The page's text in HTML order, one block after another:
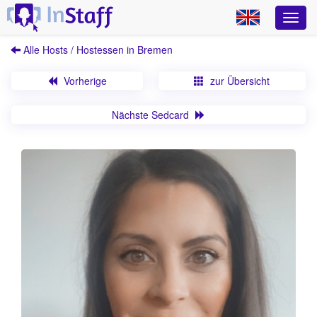
Alle Hosts / Hostessen in Bremen
Vorherige zur Übersicht
Nächste Sedcard